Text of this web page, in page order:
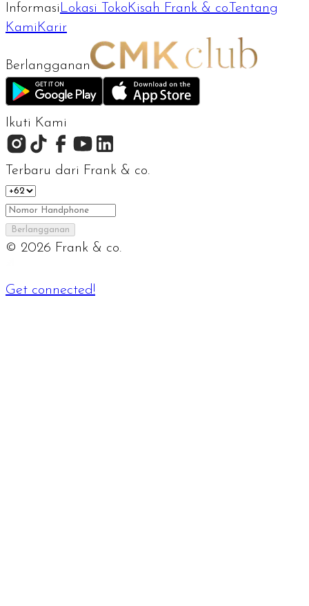
Informasi Lokasi Toko Kisah Frank & co.Tentang
Kami Karir
Berlangganan
Ikuti Kami
Terbaru dari Frank & co.
Berlangganan
© 2026 Frank & co.
Get connected!